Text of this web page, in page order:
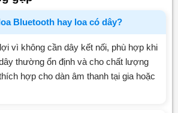
Bluetooth hay loa có dây?
vì không cần dây kết nối, phù hợp khi
thường ổn định và cho chất lượng
hợp cho dàn âm thanh tại gia hoặc